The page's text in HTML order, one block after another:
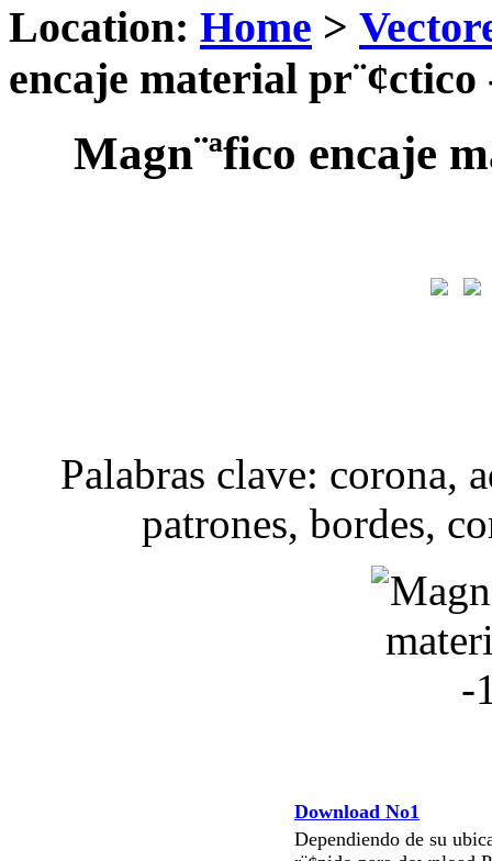
Location: Home >
encaje material pr¨¢ctico
Magn¨ªfico encaje
Palabras clave: corona,
patrones, bordes,
Download No1
Dependiendo de su